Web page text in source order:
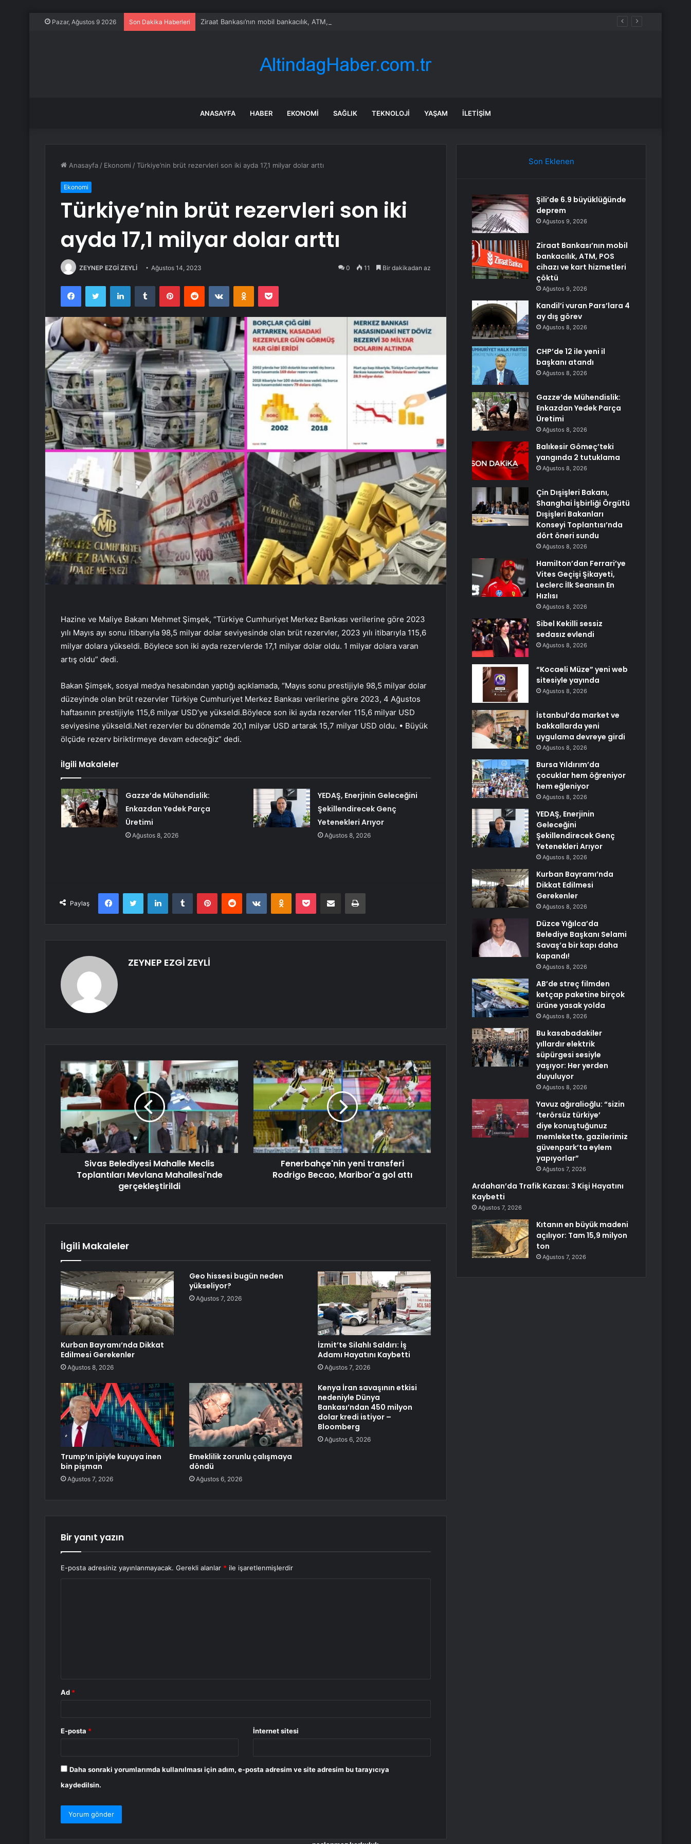
Pazar, Ağustos 9 2026 Son Dakika Haberleri Ziraat Bankası’nın mobil bankacılık, ATM, POS cihazı ve kart hizmetleri çöktü
ANASAYFA HABER EKONOMI SAĞLIK TEKNOLOJI YAŞAM İLETIŞIM
Anasayfa / Ekonomi /Türkiye’nin brüt rezervleri son iki ayda 17,1 milyar dolar arttı
Ekonomi
Türkiye’nin brüt rezervleri son iki
ayda 17,1 milyar dolar arttı
ZEYNEP EZGİ ZEYLİ Ağustos 14, 2023 0 11 Bir dakikadan az
FacebookTwitter LinkedInTumblr PinterestReddit VKontakteOdnoklassniki
Pocket
Hazine ve Maliye Bakanı Mehmet Şimşek, “Türkiye Cumhuriyet Merkez Bankası verilerine göre 2023
yılı Mayıs ayı sonu itibarıyla 98,5 milyar dolar seviyesinde olan brüt rezervler, 2023 yılı itibarıyla 115,6
milyar dolara yükseldi. Böylece son iki ayda rezervlerde 17,1 milyar dolar oldu. 1 milyar dolara varan
artış oldu” dedi.
Bakan Şimşek, sosyal medya hesabından yaptığı açıklamada, “Mayıs sonu prestijiyle 98,5 milyar dolar
düzeyinde olan brüt rezervler Türkiye Cumhuriyet Merkez Bankası verilerine göre 2023, 4 Ağustos
haftasının prestijiyle 115,6 milyar USD’ye yükseldi.Böylece son iki ayda rezervler 115,6 milyar USD
seviyesine yükseldi.Net rezervler bu dönemde 20,1 milyar USD artarak 15,7 milyar USD oldu. • Büyük
ölçüde rezerv biriktirmeye devam edeceğiz” dedi.
İlgili Makaleler
Gazze’de Mühendislik:
Enkazdan Yedek Parça
Üretimi
Ağustos 8, 2026
YEDAŞ, Enerjinin Geleceğini
Şekillendirecek Genç
Yetenekleri Arıyor
Ağustos 8, 2026
Paylaş
FacebookTwitter LinkedInTumblr PinterestReddit VKontakteOdnoklassniki
Pocket E-Posta ile paylaş Yazdır
ZEYNEP EZGİ ZEYLİ
Sivas Belediyesi Mahalle Meclis
Toplantıları Mevlana Mahallesi'nde
gerçekleştirildi
Fenerbahçe'nin yeni transferi
Rodrigo Becao, Maribor'a gol attı
İlgili Makaleler
Kurban Bayramı’nda Dikkat
Edilmesi Gerekenler
Ağustos 8, 2026
Geo hissesi bugün neden
yükseliyor?
Ağustos 7, 2026
İzmit’te Silahlı Saldırı: İş
Adamı Hayatını Kaybetti
Ağustos 7, 2026
Trump’ın ipiyle kuyuya inen
bin pişman
Ağustos 7, 2026
Emeklilik zorunlu çalışmaya
döndü
Ağustos 6, 2026
Kenya İran savaşının etkisi
nedeniyle Dünya
Bankası’ndan 450 milyon
dolar kredi istiyor –
Bloomberg
Ağustos 6, 2026
Bir yanıt yazın
E-posta adresiniz yayınlanmayacak. Gerekli alanlar * ile işaretlenmişlerdir
Ad *
E-posta * İnternet sitesi
Daha sonraki yorumlarımda kullanılması için adım, e-posta adresim ve site adresim bu tarayıcıya
kaydedilsin.
Son Eklenen
Şili’de 6.9 büyüklüğünde
deprem
Ağustos 9, 2026
Ziraat Bankası’nın mobil
bankacılık, ATM, POS
cihazı ve kart hizmetleri
çöktü
Ağustos 9, 2026
Kandil’i vuran Pars’lara 4
ay dış görev
Ağustos 8, 2026
CHP’de 12 ile yeni il
başkanı atandı
Ağustos 8, 2026
Gazze’de Mühendislik:
Enkazdan Yedek Parça
Üretimi
Ağustos 8, 2026
Balıkesir Gömeç’teki
yangında 2 tutuklama
Ağustos 8, 2026
Çin Dışişleri Bakanı,
Shanghai İşbirliği Örgütü
Dışişleri Bakanları
Konseyi Toplantısı’nda
dört öneri sundu
Ağustos 8, 2026
Hamilton’dan Ferrari’ye
Vites Geçişi Şikayeti,
Leclerc İlk Seansın En
Hızlısı
Ağustos 8, 2026
Sibel Kekilli sessiz
sedasız evlendi
Ağustos 8, 2026
“Kocaeli Müze” yeni web
sitesiyle yayında
Ağustos 8, 2026
İstanbul’da market ve
bakkallarda yeni
uygulama devreye girdi
Ağustos 8, 2026
Bursa Yıldırım’da
çocuklar hem öğreniyor
hem eğleniyor
Ağustos 8, 2026
YEDAŞ, Enerjinin
Geleceğini
Şekillendirecek Genç
Yetenekleri Arıyor
Ağustos 8, 2026
Kurban Bayramı’nda
Dikkat Edilmesi
Gerekenler
Ağustos 8, 2026
Düzce Yığılca’da
Belediye Başkanı Selami
Savaş’a bir kapı daha
kapandı!
Ağustos 8, 2026
AB’de streç filmden
ketçap paketine birçok
ürüne yasak yolda
Ağustos 8, 2026
Bu kasabadakiler
yıllardır elektrik
süpürgesi sesiyle
yaşıyor: Her yerden
duyuluyor
Ağustos 8, 2026
Yavuz ağıralioğlu: “sizin
‘terörsüz türkiye’
diye konuştuğunuz
memlekette, gazilerimiz
güvenpark’ta eylem
yapıyorlar”
Ağustos 7, 2026
Ardahan’da Trafik Kazası: 3 Kişi Hayatını
Kaybetti
Ağustos 7, 2026
Kıtanın en büyük madeni
açılıyor: Tam 15,9 milyon
ton
Ağustos 7, 2026